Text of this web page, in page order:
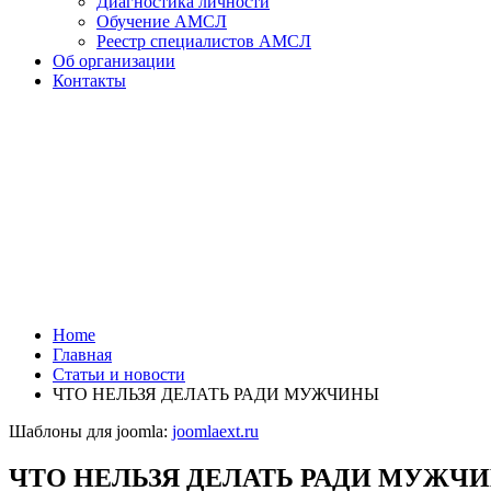
Обучение АМСЛ
Реестр специалистов АМСЛ
Об организации
Контакты
Home
Главная
Статьи и новости
ЧТО НЕЛЬЗЯ ДЕЛАТЬ РАДИ МУЖЧИНЫ
Шаблоны для joomla: joomlaext.ru
ЧТО НЕЛЬЗЯ ДЕЛАТЬ РАДИ